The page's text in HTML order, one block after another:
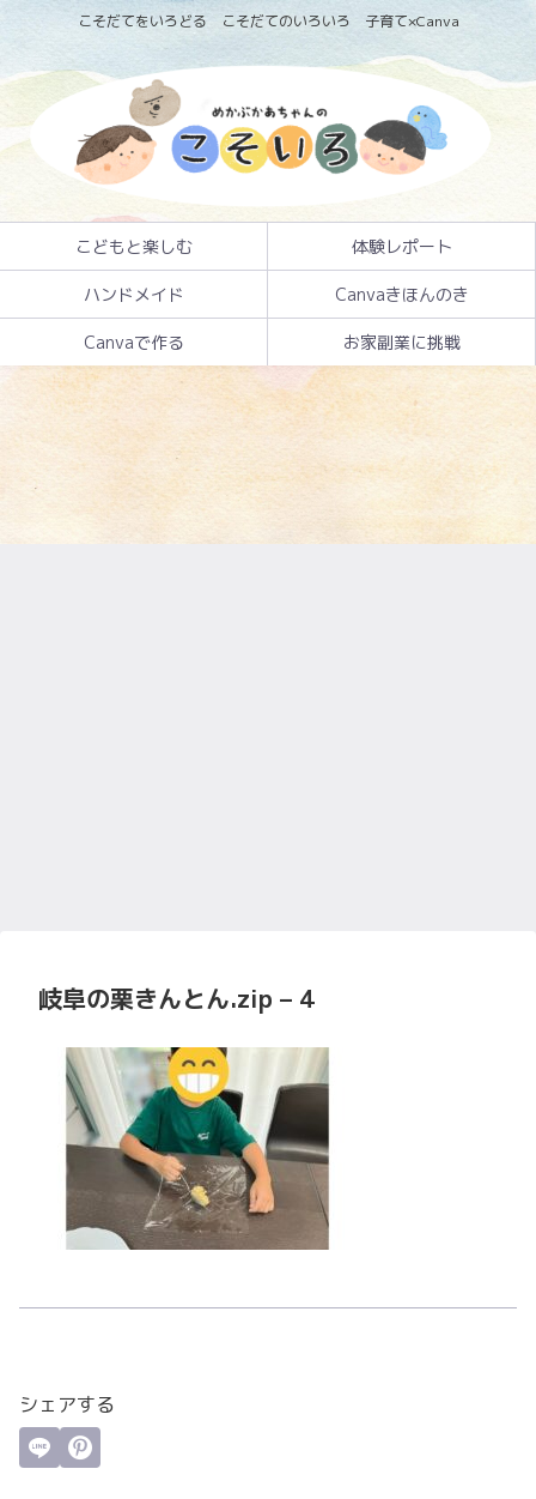
こそだてをいろどる こそだてのいろいろ 子育て×Canva
こどもと楽しむ 体験レポート
ハンドメイド Canvaきほんのき
Canvaで作る お家副業に挑戦
岐阜の栗きんとん.zip – 4
シェアする